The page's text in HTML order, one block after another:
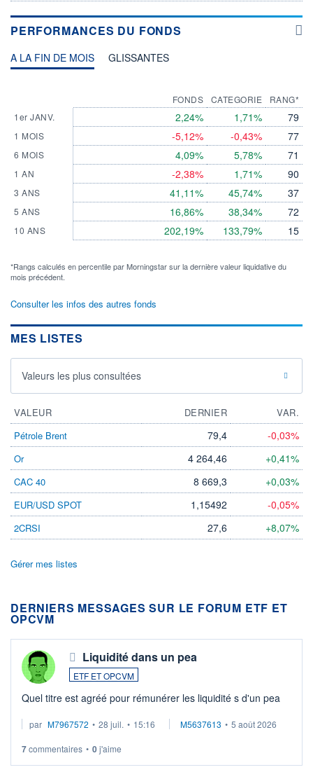
PERFORMANCES DU FONDS
A LA FIN DE MOIS GLISSANTES
1er JANV.
1 MOIS
6 MOIS
1 AN
3 ANS
5 ANS
10 ANS
FONDS
2,24%
-5,12%
4,09%
-2,38%
41,11%
16,86%
202,19%
CATEGORIE
1,71%
-0,43%
5,78%
1,71%
45,74%
38,34%
133,79%
RANG*
79
77
71
90
37
72
15
*Rangs calculés en percentile par Morningstar sur la dernière valeur liquidative du
mois précédent.
Consulter les infos des autres fonds
MES LISTES
Valeurs les plus consultées
VALEUR DERNIER
VAR.
Pétrole Brent
79,4 -0,03%
Or 4 264,46 +0,41%
CAC 40 8 669,3 +0,03%
EUR/USD SPOT 1,15492 -0,05%
2CRSI 27,6 +8,07%
Gérer mes listes
DERNIERS MESSAGES SUR LE FORUM ETF ET
OPCVM
Liquidité dans un pea
ETF ET OPCVM
Quel titre est agréé pour rémunérer les liquidité s d'un pea
par M7967572 • 28 juil. • 15:16 M5637613 • 5 août 2026
7commentaires • 0j'aime